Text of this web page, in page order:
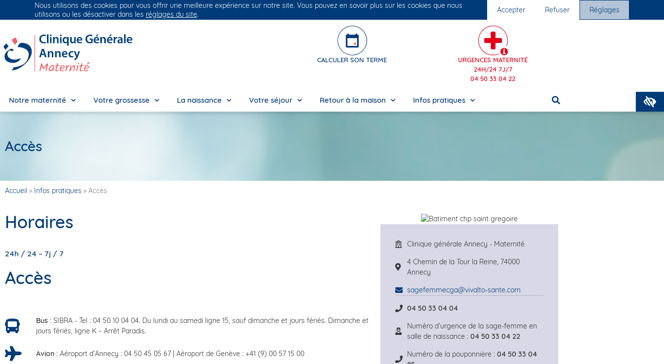
Groupe Vivalto Santé Entre nous, la vie Nos cliniques Nous rejoindre
CALCULER SON TERME
URGENCES MATERNITÉ
24H/24 7J/7
04 50 33 04 22
Notre maternité Votre grossesse La naissance Votre séjour Retour à la maison Infos pratiques
Accès
Accueil » Infos pratiques » Accès
Horaires
24h / 24 – 7j / 7
Accès
Bus :SIBRA - Tel : 04 50 10 04 04. Du lundi au samedi ligne 15, sauf dimanche et jours fériés. Dimanche et
jours fériés, ligne K – Arrêt Paradis.
Avion :Aéroport d’Annecy : 04 50 45 05 67 | Aéroport de Genève : +41 (9) 00 57 15 00
Clinique générale Annecy - Maternité
4 Chemin de la Tour la Reine, 74000
Annecy
sagefemmecga@vivalto-sante.com
04 50 33 04 04
Numéro d’urgence de la sage-femme en
salle de naissance : 04 50 33 04 22
Numéro de la pouponnière : 04 50 33 04
Nous utilisons des cookies pour vous offrir une meilleure expérience sur notre site. Vous pouvez en savoir plus sur les cookies que nous
utilisons ou les désactiver dans les réglages du site. Accepter Refuser Réglages